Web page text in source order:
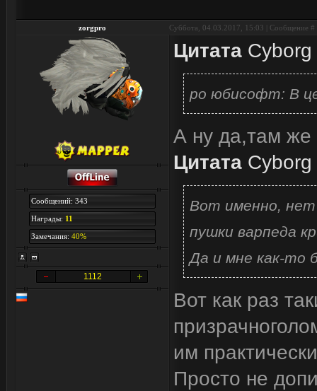
zorgpro Суббота, 04.03.2017, 15:03 | Сообщение #
Сообщений: 343
Награды: 11
Замечания:40%
1112
Цитата Cyborg
ро юбисофт: В
А ну да,там же
Цитата Cyborg
Вот именно, нет
пушки варпеда
Да и мне как-то
Вот как раз
им
Просто не